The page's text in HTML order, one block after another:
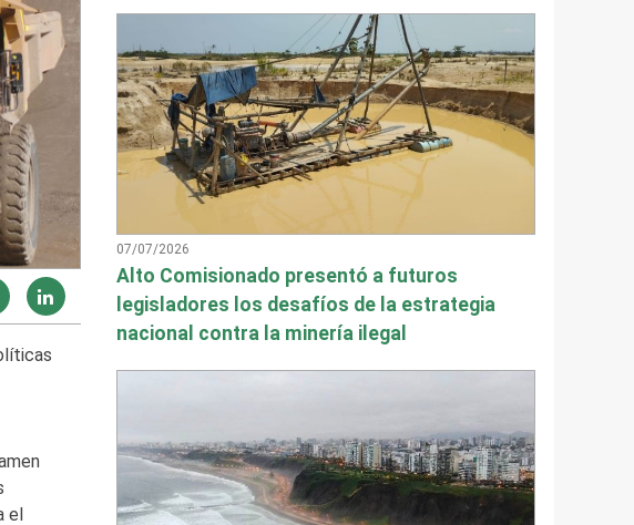
el
07/07/2026
Alto Comisionado presentó a futuros
legisladores los desafíos de la estrategia
nacional contra la minería ilegal